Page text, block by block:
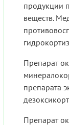
продукции
веществ.
Препарат
препарата
Препарат